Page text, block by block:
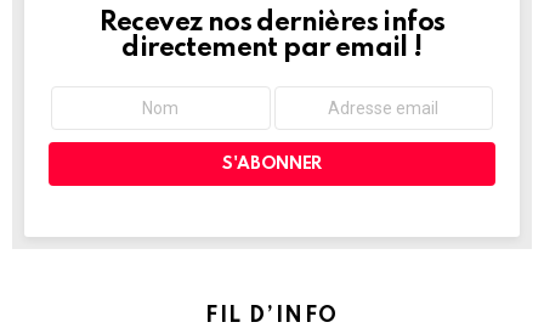
NEWSLETTER
Recevez nos dernières infos
directement par email !
FIL D’INFO